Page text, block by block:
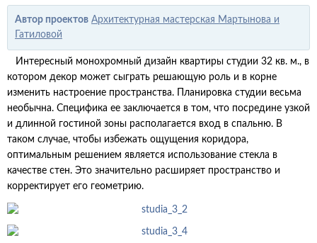
Автор проектов Архитектурная мастерская Мартынова и
Гатиловой
Интересный монохромный дизайн квартиры студии 32 кв. м., в
котором декор может сыграть решающую роль и в корне
изменить настроение пространства. Планировка студии весьма
необычна. Специфика ее заключается в том, что посредине узкой
и длинной гостиной зоны располагается вход в спальню. В
таком случае, чтобы избежать ощущения коридора,
оптимальным решением является использование стекла в
качестве стен. Это значительно расширяет пространство и
корректирует его геометрию.